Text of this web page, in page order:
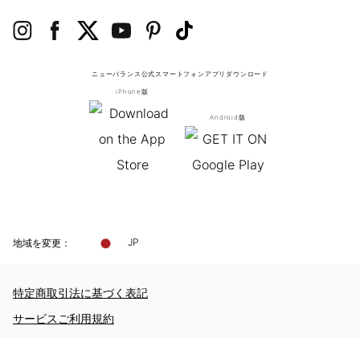
ニューバランス公式スマートフォンアプリ ダウンロード
iPhone版
Android版
地域を変更： JP
特定商取引法に基づく表記
サービスご利用規約